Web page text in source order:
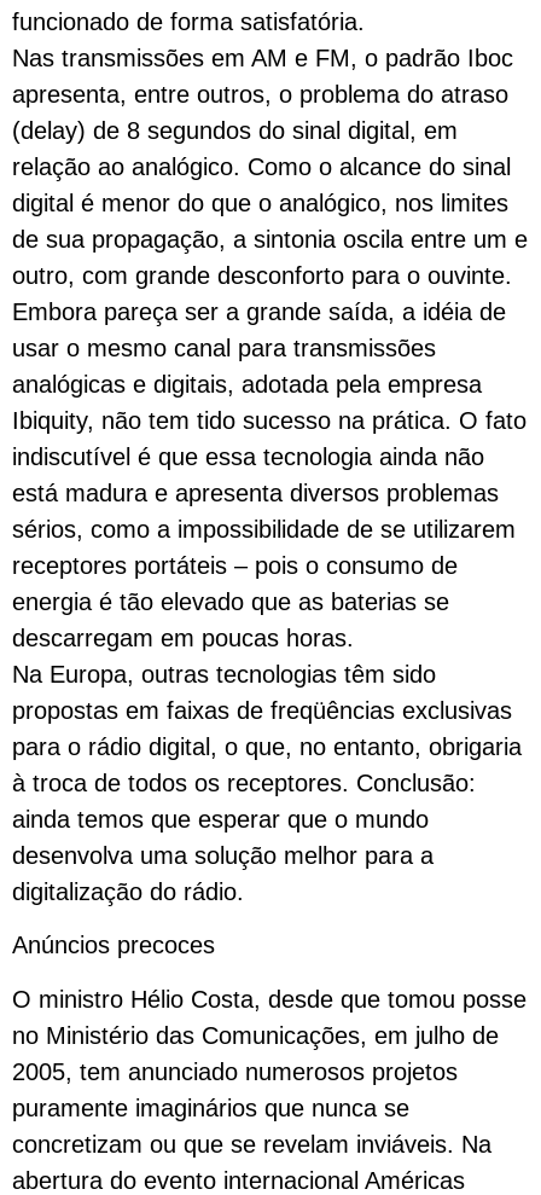
funcionado de forma satisfatória.
Nas transmissões em AM e FM, o padrão Iboc
apresenta, entre outros, o problema do atraso
(delay) de 8 segundos do sinal digital, em
relação ao analógico. Como o alcance do sinal
digital é menor do que o analógico, nos limites
de sua propagação, a sintonia oscila entre um e
outro, com grande desconforto para o ouvinte.
Embora pareça ser a grande saída, a idéia de
usar o mesmo canal para transmissões
analógicas e digitais, adotada pela empresa
Ibiquity, não tem tido sucesso na prática. O fato
indiscutível é que essa tecnologia ainda não
está madura e apresenta diversos problemas
sérios, como a impossibilidade de se utilizarem
receptores portáteis – pois o consumo de
energia é tão elevado que as baterias se
descarregam em poucas horas.
Na Europa, outras tecnologias têm sido
propostas em faixas de freqüências exclusivas
para o rádio digital, o que, no entanto, obrigaria
à troca de todos os receptores. Conclusão:
ainda temos que esperar que o mundo
desenvolva uma solução melhor para a
digitalização do rádio.
Anúncios precoces
O ministro Hélio Costa, desde que tomou posse
no Ministério das Comunicações, em julho de
2005, tem anunciado numerosos projetos
puramente imaginários que nunca se
concretizam ou que se revelam inviáveis. Na
abertura do evento internacional Américas